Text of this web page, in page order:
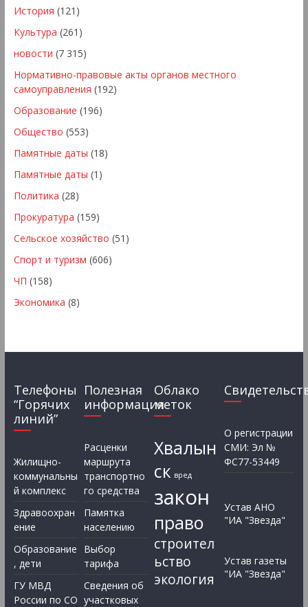
История (121)
Культура (261)
новости (7 315)
Нормативно-правовые акты органов местного
самоуправления (192)
Образование (196)
Общество (553)
Памятные даты (18)
Памятные даты (1)
Политика (28)
Прокуратура (159)
Сельское хозяйство (51)
Спорт и туризм (606)
ЧП (158)
Экономика (8)
Телефоны
“Горячих
линий”
Жилищно-
коммунальны
й комплекс
Здравоохран
ение
Образование
, дети
ГУ МВД
России по СО
Полезная
информация
Расценки
маршрута
транспортно
го средства
Памятка
населению
Выбор
тарифа
Сведения об
участковых
Облако
меток
Хвалын
ск вред
закон
право
строител
ьство
экология
О регистрации
СМИ: Эл №
ФС77-53449
Устав АНО
"ИА "Звезда"
Устав газеты
"ИА "Звезда"